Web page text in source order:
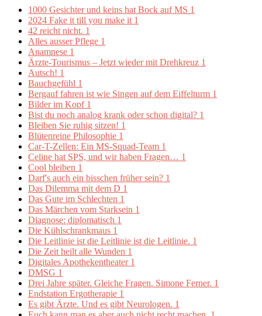
1000 Gesichter und keins hat Bock auf MS 1
2024 Fake it till you make it 1
42 reicht nicht. 1
Alles ausser Pflege 1
Anamnese 1
Ärzte-Tourismus – Jetzt wieder mit Drehkreuz 1
Autsch! 1
Bauchgefühl 1
Bergauf fahren ist wie Singen auf dem Eiffelturm 1
Bilder im Kopf 1
Bist du noch analog krank oder schon digital? 1
Bleiben Sie ruhig sitzen! 1
Blütenreine Philosophie 1
Car-T-Zellen: Ein MS-Squad-Team 1
Celine hat SPS, und wir haben Fragen… 1
Cool bleiben 1
Darf's auch ein bisschen früher sein? 1
Das Dilemma mit dem D 1
Das Gute im Schlechten 1
Das Märchen vom Starksein 1
Diagnose: diplomatisch 1
Die Kühlschrankmaus 1
Die Leitlinie ist die Leitlinie ist die Leitlinie. 1
Die Zeit heilt alle Wunden 1
Digitales Apothekentheater 1
DMSG 1
Drei Jahre später. Gleiche Fragen. Simone Ferner. 1
Endstation Ergotherapie 1
Es gibt Ärzte. Und es gibt Neurologen. 1